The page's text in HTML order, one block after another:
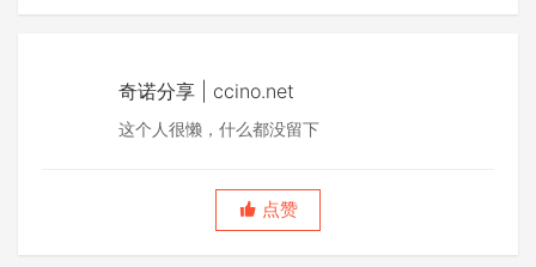
奇诺分享 | ccino.net
这个人很懒，什么都没留下
点赞